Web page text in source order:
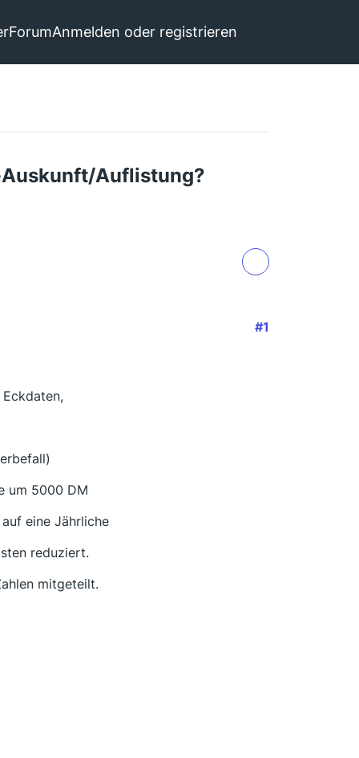
ForumAnmelden oder registrieren
Auflistung?
#1
um 5000 DM
eine Jährliche
reduziert.
mitgeteilt.